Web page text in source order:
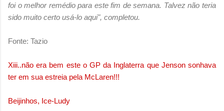
foi o melhor remédio para este fim de semana. Talvez não teria
sido muito certo usá-lo aqui", completou.
Fonte: Tazio
Xiii..não era bem este o GP da Inglaterra que Jenson sonhava
ter em sua estreia pela McLaren!!!
Beijinhos, Ice-Ludy